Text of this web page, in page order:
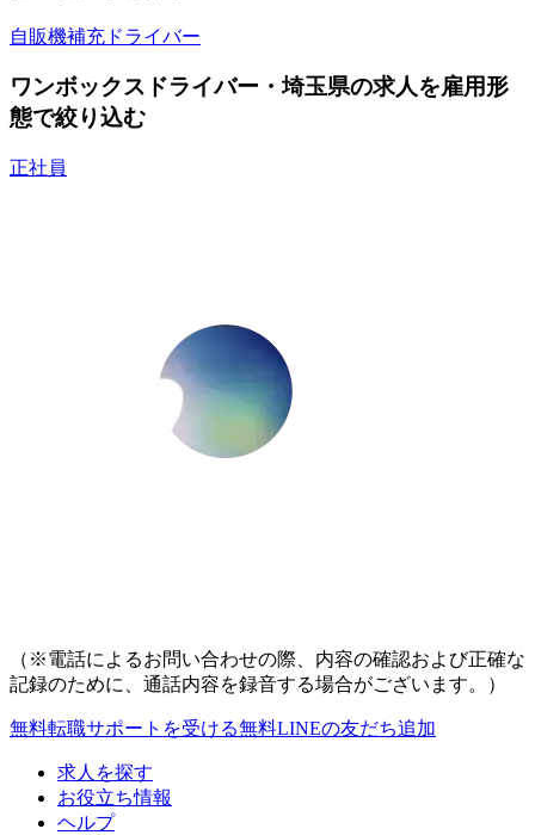
自販機補充ドライバー
ワンボックスドライバー・埼玉県の求人を雇用形
態で絞り込む
正社員
（※電話によるお問い合わせの際、内容の確認および正確な
記録のために、通話内容を録音する場合がございます。）
無料転職サポートを受ける無料LINEの友だち追加
求人を探す
お役立ち情報
ヘルプ